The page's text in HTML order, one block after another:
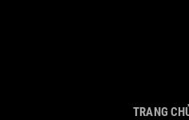
TRANG